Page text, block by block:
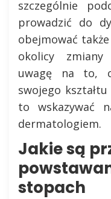
szczególnie
prowadzić do
obejmować
okolicy
uwagę na to,
swojego
to wskazywać
dermatologiem.
Jakie są
stopach